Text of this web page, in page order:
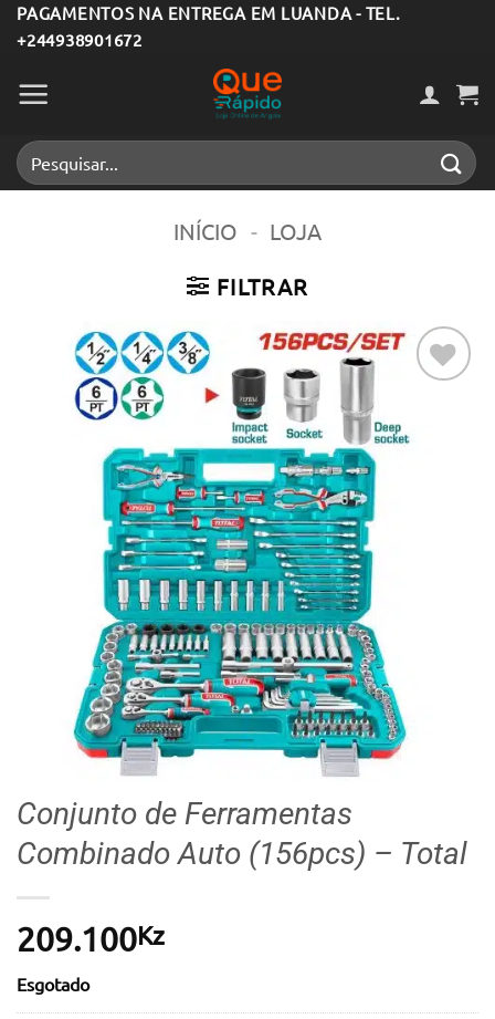
Skip
to
content
PAGAMENTOS NA ENTREGA EM LUANDA - TEL.
+244938901672
Pesquisar
por:
INÍCIO - LOJA
FILTRAR
aos meus
Conjunto de Ferramentas
Combinado Auto (156pcs) – Total
209.100Kz
Esgotado